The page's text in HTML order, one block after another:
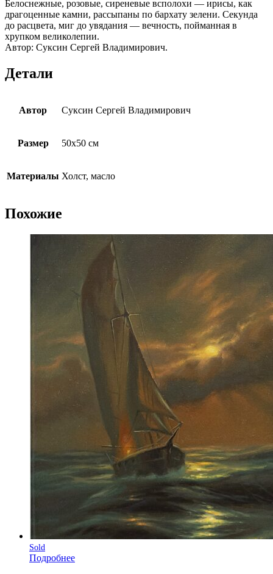
Белоснежные, розовые, сиреневые всполохи — ирисы, как
драгоценные камни, рассыпаны по бархату зелени. Секунда
до расцвета, миг до увядания — вечность, пойманная в
хрупком великолепии.
Автор: Суксин Сергей Владимирович.
Детали
Автор Суксин Сергей Владимирович
Размер 50х50 см
Материалы Холст, масло
Похожие
Sold
Подробнее